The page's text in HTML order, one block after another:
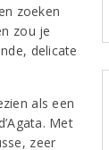
zoeken
zou je
delicate
als een
Met
zeer